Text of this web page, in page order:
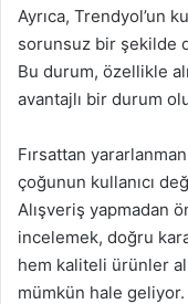
Ayrıca, Trendyol’un
sorunsuz bir şekilde
Bu durum, özellikle
avantajlı bir durum
Fırsattan
çoğunun kullanıcı
Alışveriş yapmadan
incelemek, doğru
hem kaliteli ürünler
mümkün hale